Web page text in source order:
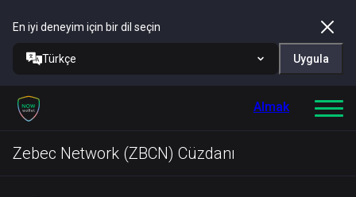
En iyi deneyim için bir dil seçin
Türkçe Uygula
Almak
Zebec Network (ZBCN) Cüzdanı